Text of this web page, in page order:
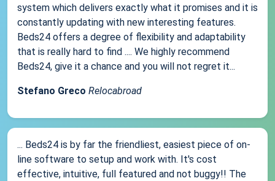
system which delivers exactly what it promises and it is
constantly updating with new interesting features.
Beds24 offers a degree of flexibility and adaptability
that is really hard to find .... We highly recommend
Beds24, give it a chance and you will not regret it...
Stefano Greco Relocabroad
... Beds24 is by far the friendliest, easiest piece of on-
line software to setup and work with. It's cost
effective, intuitive, full featured and not buggy!! The